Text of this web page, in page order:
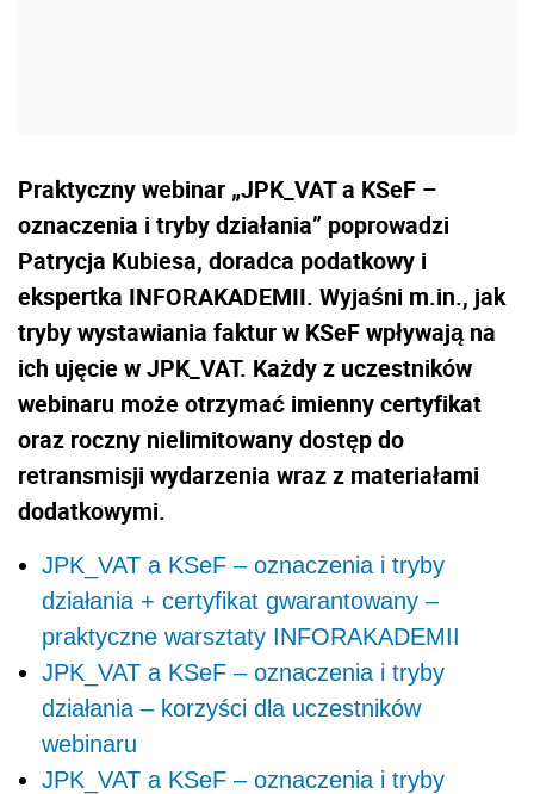
Praktyczny webinar „JPK_VAT a KSeF –
oznaczenia i tryby działania” poprowadzi
Patrycja Kubiesa, doradca podatkowy i
ekspertka INFORAKADEMII. Wyjaśni m.in., jak
tryby wystawiania faktur w KSeF wpływają na
ich ujęcie w JPK_VAT. Każdy z uczestników
webinaru może otrzymać imienny certyfikat
oraz roczny nielimitowany dostęp do
retransmisji wydarzenia wraz z materiałami
dodatkowymi.
JPK_VAT a KSeF – oznaczenia i tryby
działania + certyfikat gwarantowany –
praktyczne warsztaty INFORAKADEMII
JPK_VAT a KSeF – oznaczenia i tryby
działania – korzyści dla uczestników
webinaru
JPK_VAT a KSeF – oznaczenia i tryby